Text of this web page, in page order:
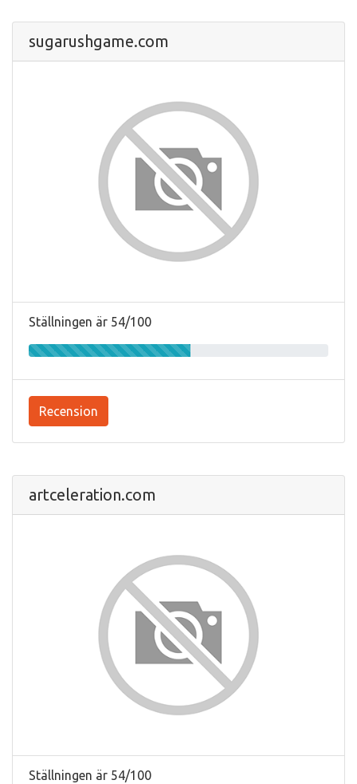
sugarushgame.com
Ställningen är 54/100
Recension
artceleration.com
Ställningen är 54/100